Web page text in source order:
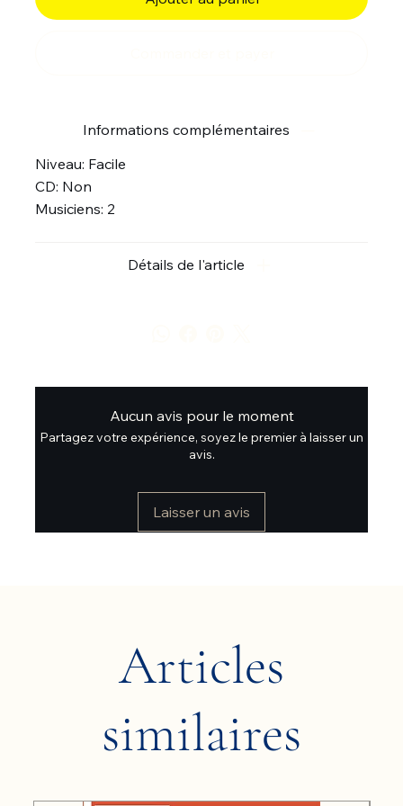
Informations complémentaires
Niveau: Facile
CD: Non
Musiciens: 2
Détails de l'article
Aucun avis pour le moment
Partagez votre expérience, soyez le premier à laisser un
avis.
Laisser un avis
Articles
similaires